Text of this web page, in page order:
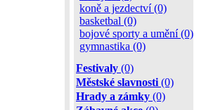
koně a jezdectví (0)
basketbal (0)
bojové sporty a umění (0)
gymnastika (0)
Festivaly (0)
Městské slavnosti (0)
Hrady a zámky (0)